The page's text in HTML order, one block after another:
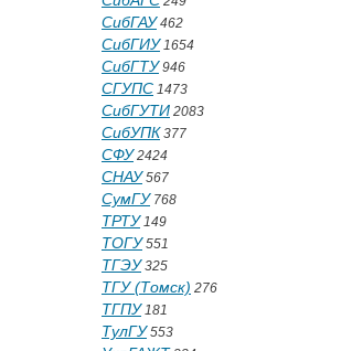
СибГАУ462
СибГИУ1654
СибГТУ946
СГУПС 1473
СибГУТИ 2083
СибУПК 377
СФУ2424
СНАУ567
СумГУ768
ТРТУ149
ТОГУ551
ТГЭУ325
ТГУ (Томск) 276
ТГПУ181
ТулГУ553